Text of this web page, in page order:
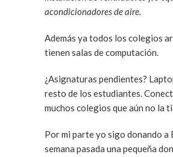
acondicionadores de aire.
Además ya todos los colegios
tienen salas de computación.
¿Asignaturas pendientes? Laptops para el
resto de los estudiantes. Conectividad para
muchos colegios que aún no la
Por mi parte yo sigo donando a
semana pasada una pequeña